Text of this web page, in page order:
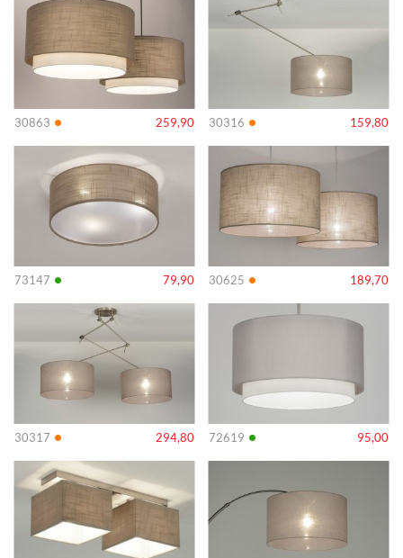
30863 • 259,90 30316 • 159,80
73147 • 79,90
Info
30625 • 189,70
Info
30317 • 294,80
Info
72619 • 95,00
Info
Info Info